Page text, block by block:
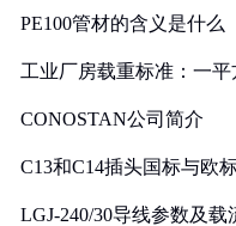
PE100管材的含义是什么
工业厂房载重标准：一
CONOSTAN公司简介
C13和C14插头国标与欧
LGJ-240/30导线参数及载